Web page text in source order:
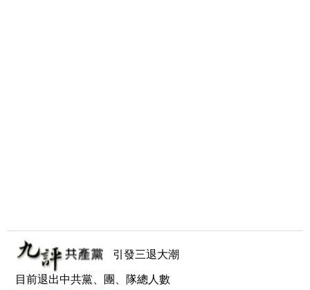
引發三退大潮
目前退出中共黨、團、隊總人數